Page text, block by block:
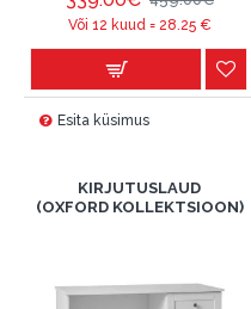
Või 12 kuud = 28.25€
Esita küsimus
KIRJUTUSLAUD
(OXFORD KOLLEKTSIOON)